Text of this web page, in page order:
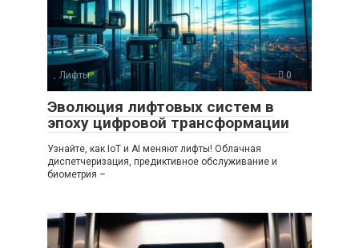
Лифты 0
Эволюция лифтовых систем в
эпоху цифровой трансформации
Узнайте, как IoT и AI меняют лифты! Облачная
диспетчеризация, предиктивное обслуживание и
биометрия –